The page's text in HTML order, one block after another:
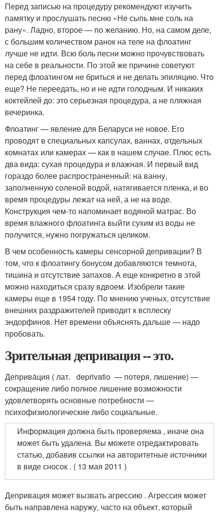
Перед записью на процедуру рекомендуют изучить
памятку и прослушать песню «Не сыпь мне соль на
рану». Ладно, второе — по желанию. Но, на самом деле,
с большим количеством ранок на теле на флоатинг
лучше не идти. Всю боль песни можно прочувствовать
на себе в реальности. По этой же причине советуют
перед флоатингом не бриться и не делать эпиляцию. Что
еще? Не переедать, но и не идти голодным. И никаких
коктейлей до: это серьезная процедура, а не пляжная
вечеринка.
Флоатинг — явление для Беларуси не новое. Его
проводят в специальных капсулах, ваннах, отдельных
комнатах или камерах — как в нашем случае. Плюс есть
два вида: сухая процедура и влажная. И первый вид
гораздо более распространенный: на ванну,
заполненную соленой водой, натягивается пленка, и во
время процедуры лежат на ней, а не на воде.
Конструкция чем-то напоминает водяной матрас. Во
время влажного флоатинга выйти сухим из воды не
получится, нужно погружаться целиком.
В чем особенность камеры сенсорной депривации? В
том, что к флоатингу бонусом добавляются темнота,
тишина и отсутствие запахов. А еще конкретно в этой
можно находиться сразу вдвоем. Изобрели такие
камеры еще в 1954 году. По мнению ученых, отсутствие
внешних раздражителей приводит к всплеску
эндорфинов. Нет времени объяснять дальше — надо
пробовать.
Зрительная депривация -- это.
Деприва́ция ( лат. deprivatio — потеря, лишение) —
сокращение либо полное лишение возможности
удовлетворять основные потребности —
психофизиологические либо социальные.
Информация должна быть проверяема , иначе она
может быть удалена. Вы можете отредактировать
статью, добавив ссылки на авторитетные источники
в виде сносок . ( 13 мая 2011 )
Депривация может вызвать агрессию . Агрессия может
быть направлена наружу, часто на объект, который